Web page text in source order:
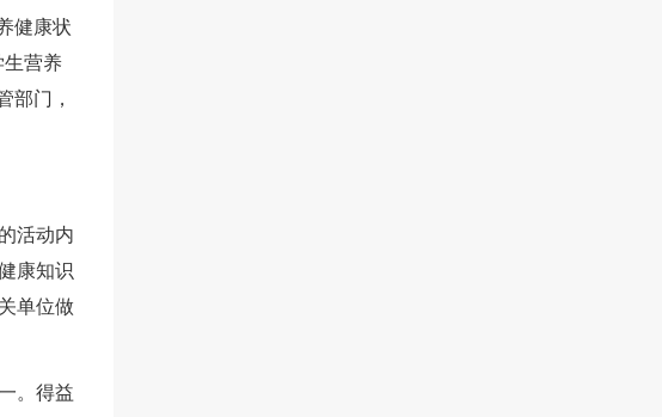
健康状
生营养
部门，
活动内
康知识
单位做
。得益